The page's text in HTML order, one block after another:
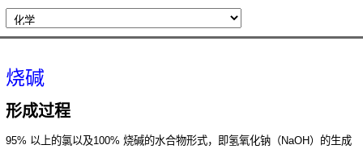
烧碱
形成过程
95% 以上的氯以及100% 烧碱的水合物形式，即氢氧化钠（NaOH）的生成